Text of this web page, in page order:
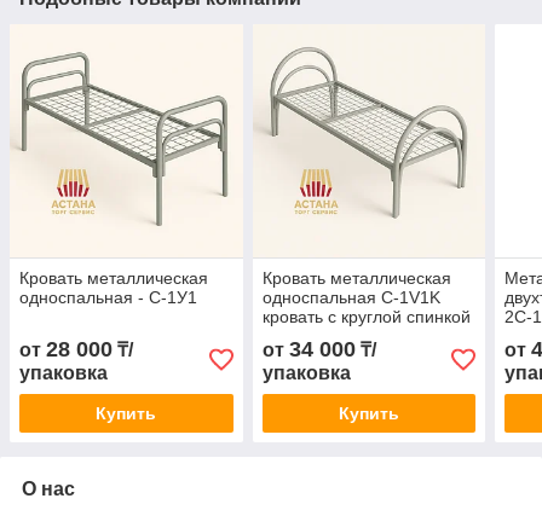
Кровать металлическая
односпальная - С-1У1
от 28 000 ₸/
упаковка
Купить
Кровать металлическая
односпальная C-1V1K
кровать с круглой спинкой
от 34 000₸/
упаковка
Купить
2С-
от
О нас